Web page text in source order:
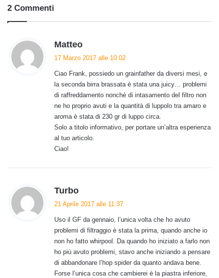
2 Commenti
Matteo
a
e
t
t
o
:
17 Marzo 2017 alle 10:02
Ciao Frank, possiedo un grainfather da diversi mesi, e
la seconda birra brassata è stata una juicy… problemi
di raffreddamento nonché di intasamento del filtro non
ne ho proprio avuti e la quantità di luppolo tra amaro e
aroma è stata di 230 gr di luppo circa.
Solo a titolo informativo, per portare un’altra esperienza
al tuo articolo.
Ciao!
Turbo
a
e
t
t
o
:
21 Aprile 2017 alle 11:37
Uso il GF da gennaio, l’unica volta che ho avuto
problemi di filtraggio è stata la prima, quando anche io
non ho fatto whirpool. Da quando ho iniziato a farlo non
ho più avuto problemi, stavo anche iniziando a pensare
di abbandonare l’hop spider da quanto andava bene.
Forse l’unica cosa che cambierei è la piastra inferiore,